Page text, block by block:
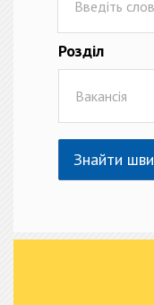
Розділ
Вакансія
Знайти